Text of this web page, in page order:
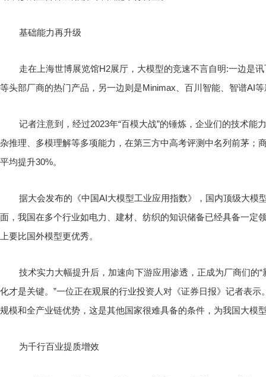
基础能力再升级
走在上海世博展览馆H2展厅，大模型的竞速不言自明:一边是
等头部厂商的热门产品，另一边则是Minimax、百川智能、智谱AI
记者注意到，经过2023年“百模大战”的锤炼，企业们的技术
杂推理、多模理解等多项能力，在第三方中高考评测中名列前茅；
平均提升30%。
据大会发布的《中国AI大模型工业应用指数》，国内顶级大
面，我国在多个行业如电力、建材、纺织的知识储备已经具备一定
上要比国外模型更优秀。
技术实力大幅提升后，加速向下游应用渗透，正成为厂商们的“
化才是关键。”一位正在观展的行业投资人对《证券日报》记者表
规模和全产业链优势，这是其他国家很难具备的条件，为我国大模
为千行百业提质增效